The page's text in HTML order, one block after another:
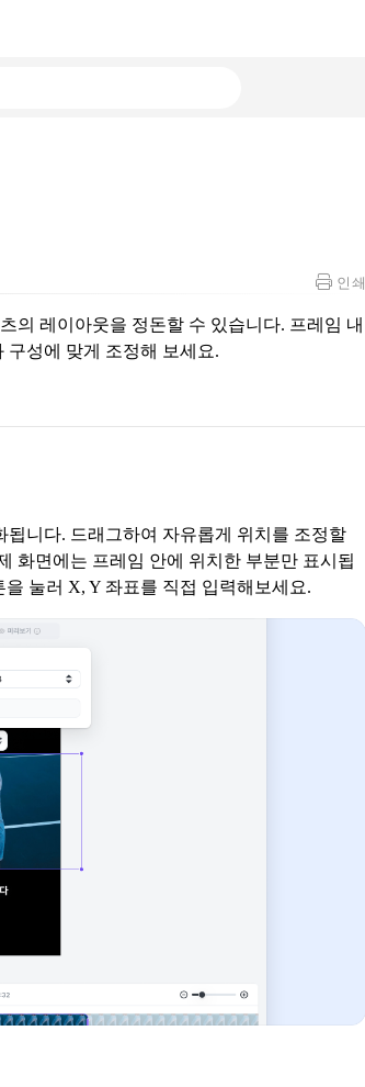
인쇄
의 레이아웃을 정돈할 수 있습니다. 프레임 내
구성에 맞게 조정해 보세요.
니다. 드래그하여 자유롭게 위치를 조정할
화면에는 프레임 안에 위치한 부분만 표시됩
눌러 X, Y 좌표를 직접 입력해보세요.